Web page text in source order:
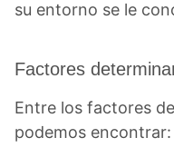
su entorno se le
Factores
Entre los factores
podemos encontrar: